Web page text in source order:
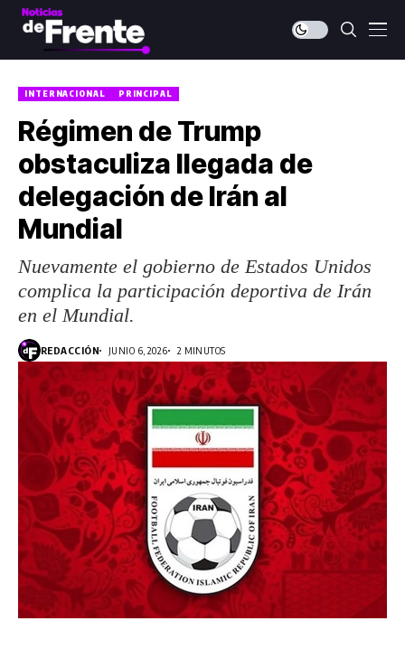
INTERNACIONAL PRINCIPAL
Régimen de Trump
obstaculiza llegada de
delegación de Irán al
Mundial
Nuevamente el gobierno de Estados Unidos
complica la participación deportiva de Irán
en el Mundial.
REDACCIÓN JUNIO 6, 2026 2 MINUTOS